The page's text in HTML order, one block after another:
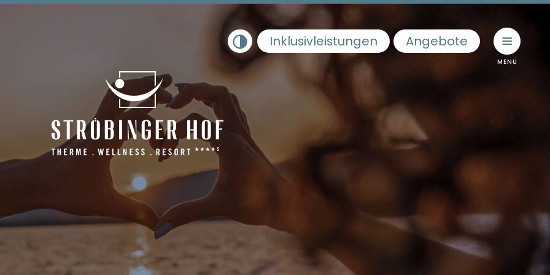
Inklusivleistungen Angebote
Toggle navigation
Inklusivleistungen
Zimmer & Suiten
Angebote
Urlaub mit Hund